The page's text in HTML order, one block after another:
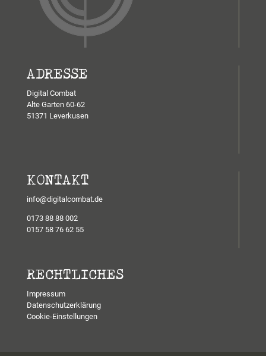
ADRESSE
Digital Combat
Alte Garten 60-62
51371 Leverkusen
KONTAKT
info@digitalcombat.de
0173 88 88 002
0157 58 76 62 55
RECHTLICHES
Impressum
Datenschutzerklärung
Cookie-Einstellungen